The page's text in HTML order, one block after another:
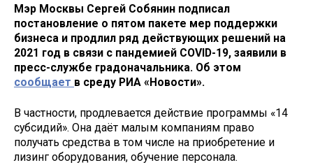
Мэр Москвы Сергей Собянин подписал
постановление о пятом пакете мер поддержки
бизнеса и продлил ряд действующих решений на
2021 год в связи с пандемией COVID-19, заявили в
пресс-службе градоначальника. Об этом
сообщает в среду РИА «Новости».
В частности, продлевается действие программы «14
субсидий». Она даёт малым компаниям право
получать средства в том числе на приобретение и
лизинг оборудования, обучение персонала.